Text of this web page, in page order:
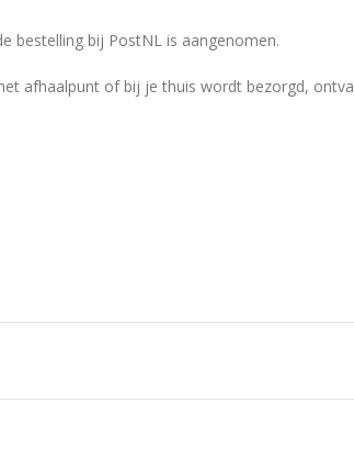
bestelling bij PostNL is aangenomen.
afhaalpunt of bij je thuis wordt bezorgd,